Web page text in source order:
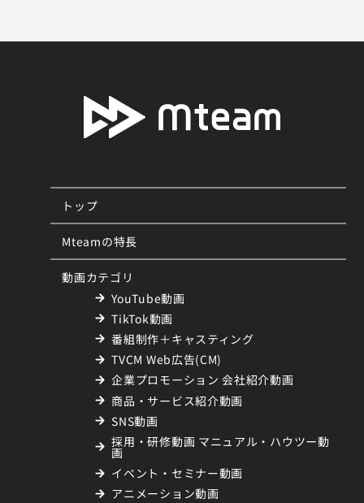
トップ
Mteamの特長
動画カテゴリ
YouTube動画
TikTok動画
番組制作＋キャスティング
TVCM Web広告(CM)
企業プロモーション 会社紹介動画
商品・サービス紹介動画
SNS動画
採用・研修動画 マニュアル・ハウツー動
画
イベント・セミナー動画
アニメーション動画